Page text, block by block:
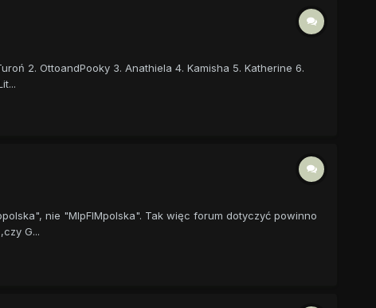
2. OttoandPooky 3. Anathiela 4. Kamisha 5. Katherine 6.
nie "MlpFIMpolska". Tak więc forum dotyczyć powinno
G...